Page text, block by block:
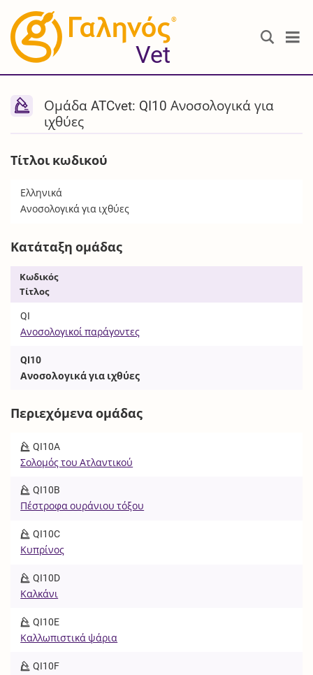
®
Vet
Ομάδα ATCvet: QI10 Ανοσολογικά για
ιχθύες
Τίτλοι κωδικού
Ελληνικά
Ανοσολογικά για ιχθύες
Κατάταξη ομάδας
Κωδικός
Τίτλος
QI
Ανοσολογικοί παράγοντες
QI10
Ανοσολογικά για ιχθύες
Περιεχόμενα ομάδας
QI10A
Σολομός του Ατλαντικού
QI10B
Πέστροφα ουράνιου τόξου
QI10C
Κυπρίνος
QI10D
Καλκάνι
QI10E
Καλλωπιστικά ψάρια
QI10F